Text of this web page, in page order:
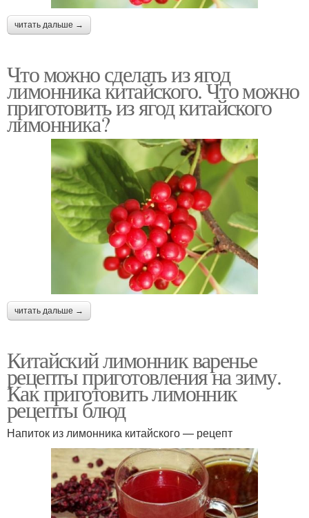
читать дальше →
Что можно сделать из ягод
лимонника китайского. Что можно
приготовить из ягод китайского
лимонника?
читать дальше →
Китайский лимонник варенье
рецепты приготовления на зиму.
Как приготовить лимонник
рецепты блюд
Напиток из лимонника китайского — рецепт